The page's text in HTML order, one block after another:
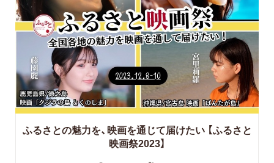
ふるさとの魅力を、映画を通じて届けたい【ふるさと
映画祭2023】